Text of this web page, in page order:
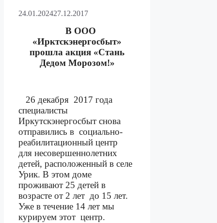
24.01.202427.12.2017
В ООО
«Ирктскэнергосбыт»
прошла акция «Стань
Дедом Морозом!»
26 декабря 2017 года
специалисты
Иркутскэнергосбыт снова
отправились в социально-
реабилитационный центр
для несовершеннолетних
детей, расположенный в селе
Урик. В этом доме
проживают 25 детей в
возрасте от 2 лет до 15 лет.
Уже в течение 14 лет мы
курируем этот центр.